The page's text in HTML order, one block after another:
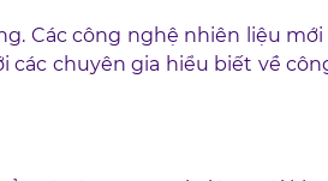
Các công nghệ nhiên liệu
chuyên gia hiểu biết về